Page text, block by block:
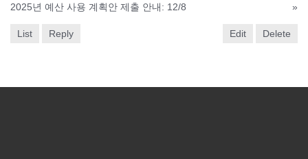
2025년 예산 사용 계획안 제출 안내: 12/8
»
List Reply Edit Delete